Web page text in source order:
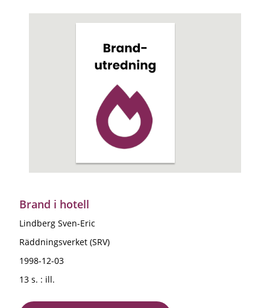
Brand i hotell
Lindberg Sven-Eric
Räddningsverket (SRV)
1998-12-03
13 s. : ill.